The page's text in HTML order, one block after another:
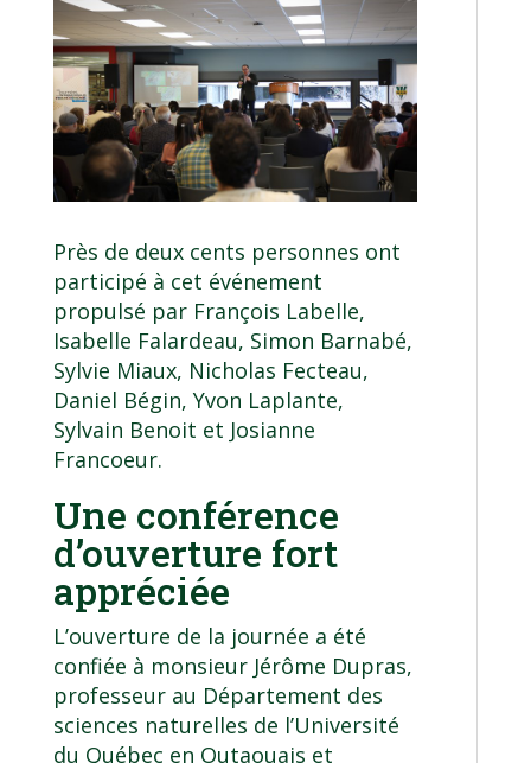
Près de deux cents personnes ont
participé à cet événement
propulsé par François Labelle,
Isabelle Falardeau, Simon Barnabé,
Sylvie Miaux, Nicholas Fecteau,
Daniel Bégin, Yvon Laplante,
Sylvain Benoit et Josianne
Francoeur.
Une conférence
d’ouverture fort
appréciée
L’ouverture de la journée a été
confiée à monsieur Jérôme Dupras,
professeur au Département des
sciences naturelles de l’Université
du Québec en Outaouais et